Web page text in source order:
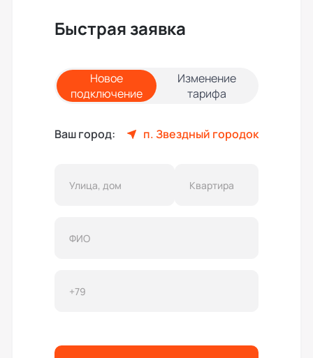
Быстрая заявка
Новое
подключение
Изменение
тарифа
Ваш город: п. Звездный городок